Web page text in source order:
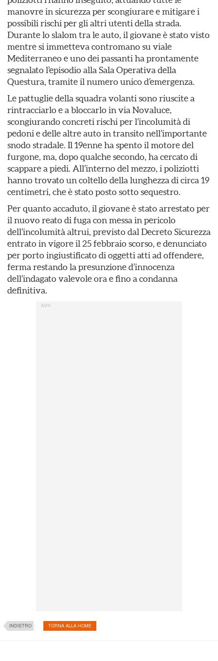
manovre in sicurezza per scongiurare e mitigare i
possibili rischi per gli altri utenti della strada.
Durante lo slalom tra le auto, il giovane è stato visto
mentre si immetteva contromano su viale
Mediterraneo e uno dei passanti ha prontamente
segnalato l’episodio alla Sala Operativa della
Questura, tramite il numero unico d’emergenza.
Le pattuglie della squadra volanti sono riuscite a
rintracciarlo e a bloccarlo in via Novaluce,
scongiurando concreti rischi per l’incolumità di
pedoni e delle altre auto in transito nell’importante
snodo stradale. Il 19enne ha spento il motore del
furgone, ma, dopo qualche secondo, ha cercato di
scappare a piedi. All’interno del mezzo, i poliziotti
hanno trovato un coltello della lunghezza di circa 19
centimetri, che è stato posto sotto sequestro.
Per quanto accaduto, il giovane è stato arrestato per
il nuovo reato di fuga con messa in pericolo
dell’incolumità altrui, previsto dal Decreto Sicurezza
entrato in vigore il 25 febbraio scorso, e denunciato
per porto ingiustificato di oggetti atti ad offendere,
ferma restando la presunzione d’innocenza
dell’indagato valevole ora e fino a condanna
definitiva.
INDIETRO TORNA ALLA HOME